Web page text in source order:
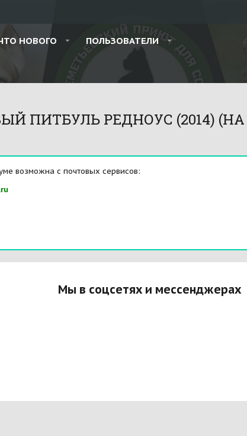
НОВОГО ПОЛЬЗОВАТЕЛИ
РЕДНОУС (2014) (НА
возможна с почтовых сервисов:
Мы в соцсетях и мессенджерах